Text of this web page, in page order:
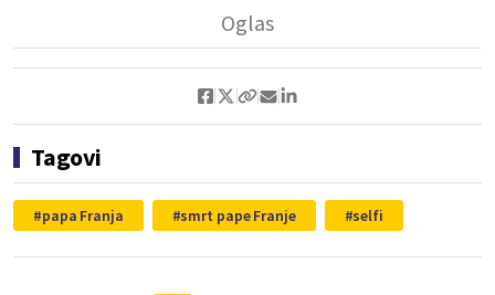
Tagovi
papa Franja smrt pape Franje selfi